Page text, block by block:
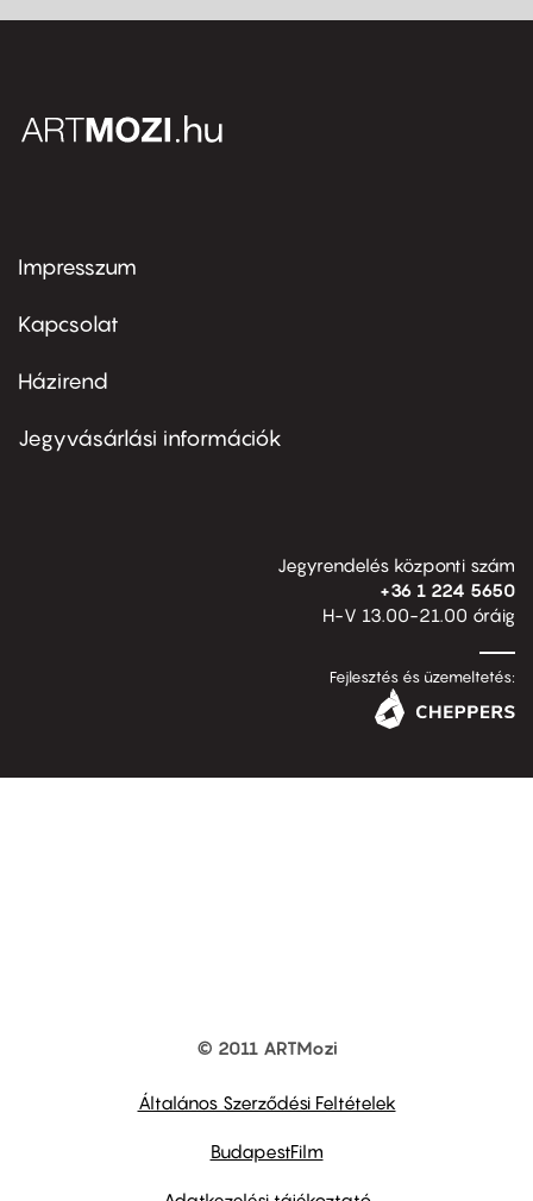
Footer
first
Impresszum
Kapcsolat
Footer
second
Házirend
Jegyvásárlási információk
Jegyrendelés központi szám
+36 1 224 5650
H-V 13.00-21.00 óráig
Fejlesztés és üzemeltetés:
© 2011 ARTMozi
Általános Szerződési Feltételek
BudapestFilm